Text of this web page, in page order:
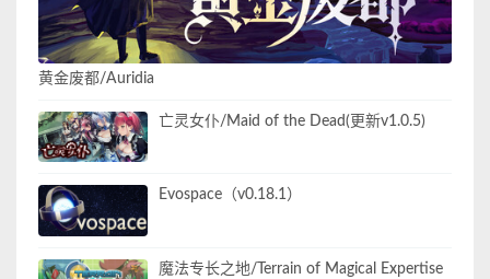
黄金废都/Auridia
亡灵女仆/Maid of the Dead(更新v1.0.5)
Evospace（v0.18.1）
魔法专长之地/Terrain of Magical Expertise